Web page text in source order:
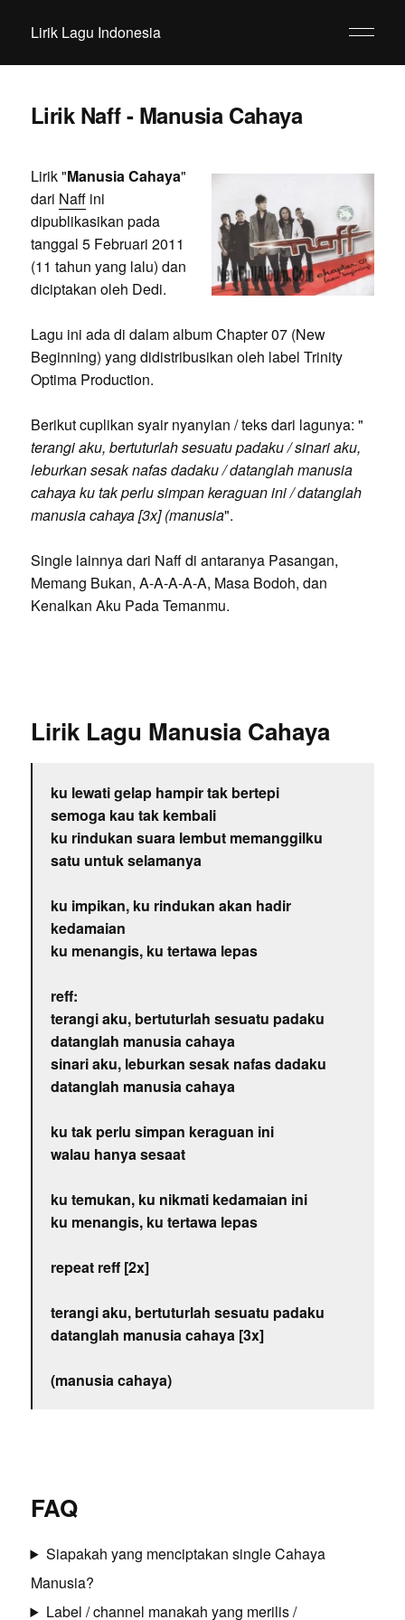
Lirik Lagu Indonesia
Lirik Naff - Manusia Cahaya
Lirik "Manusia Cahaya"
dari Naffini
dipublikasikan pada
tanggal 5 Februari 2011
(11 tahun yang lalu) dan
diciptakan oleh Dedi.
Lagu ini ada di dalam album Chapter 07 (New
Beginning) yang didistribusikan oleh label Trinity
Optima Production.
Berikut cuplikan syair nyanyian / teks dari lagunya: "
terangi aku, bertuturlah sesuatu padaku / sinari aku,
leburkan sesak nafas dadaku / datanglah manusia
cahaya ku tak perlu simpan keraguan ini / datanglah
manusia cahaya [3x] (manusia".
Single lainnya dari Naff di antaranya Pasangan,
Memang Bukan, A-A-A-A-A, Masa Bodoh, dan
Kenalkan Aku Pada Temanmu.
Lirik Lagu Manusia Cahaya
ku lewati gelap hampir tak bertepi
semoga kau tak kembali
ku rindukan suara lembut memanggilku
satu untuk selamanya
ku impikan, ku rindukan akan hadir
kedamaian
ku menangis, ku tertawa lepas
reff:
terangi aku, bertuturlah sesuatu padaku
datanglah manusia cahaya
sinari aku, leburkan sesak nafas dadaku
datanglah manusia cahaya
ku tak perlu simpan keraguan ini
walau hanya sesaat
ku temukan, ku nikmati kedamaian ini
ku menangis, ku tertawa lepas
repeat reff [2x]
terangi aku, bertuturlah sesuatu padaku
datanglah manusia cahaya [3x]
(manusia cahaya)
FAQ
Siapakah yang menciptakan single Cahaya
Manusia?
Label / channel manakah yang merilis /